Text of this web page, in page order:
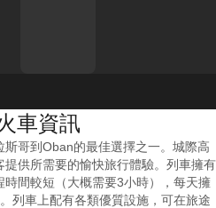
車資訊
哥到Oban的最佳選擇之一。城際高
供所需要的愉快旅行體驗。列車擁有
間較短（大概需要3小時），每天擁
列車上配有各類優質設施，可在旅途